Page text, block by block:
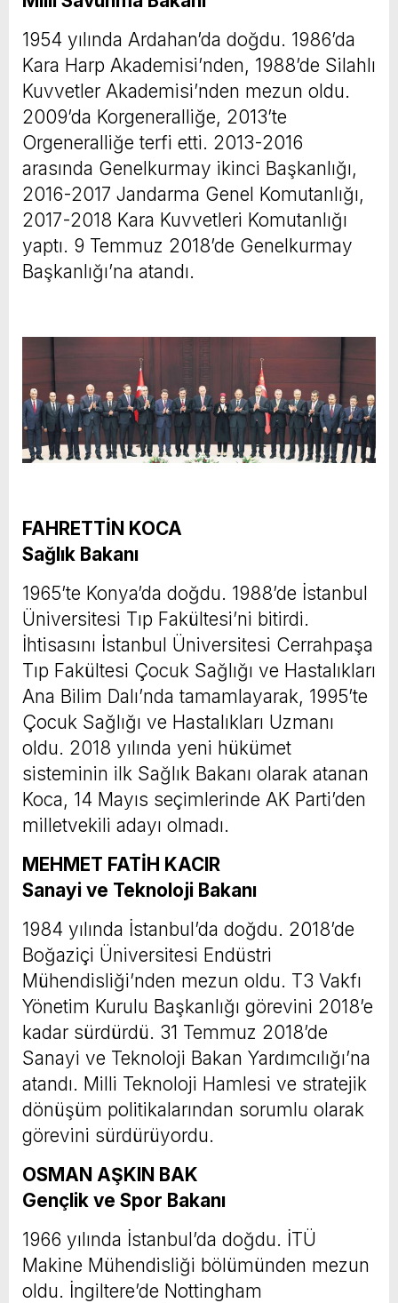
1954 yılında Ardahan’da doğdu. 1986’da
Kara Harp Akademisi’nden, 1988’de Silahlı
Kuvvetler Akademisi’nden mezun oldu.
2009’da Korgeneralliğe, 2013’te
Orgeneralliğe terfi etti. 2013-2016
arasında Genelkurmay ikinci Başkanlığı,
2016-2017 Jandarma Genel Komutanlığı,
2017-2018 Kara Kuvvetleri Komutanlığı
yaptı. 9 Temmuz 2018’de Genelkurmay
Başkanlığı’na atandı.
FAHRETTİN KOCA
Sağlık Bakanı
1965’te Konya’da doğdu. 1988’de İstanbul
Üniversitesi Tıp Fakültesi’ni bitirdi.
İhtisasını İstanbul Üniversitesi Cerrahpaşa
Tıp Fakültesi Çocuk Sağlığı ve Hastalıkları
Ana Bilim Dalı’nda tamamlayarak, 1995’te
Çocuk Sağlığı ve Hastalıkları Uzmanı
oldu. 2018 yılında yeni hükümet
sisteminin ilk Sağlık Bakanı olarak atanan
Koca, 14 Mayıs seçimlerinde AK Parti’den
milletvekili adayı olmadı.
MEHMET FATİH KACIR
Sanayi ve Teknoloji Bakanı
1984 yılında İstanbul’da doğdu. 2018’de
Boğaziçi Üniversitesi Endüstri
Mühendisliği’nden mezun oldu. T3 Vakfı
Yönetim Kurulu Başkanlığı görevini 2018’e
kadar sürdürdü. 31 Temmuz 2018’de
Sanayi ve Teknoloji Bakan Yardımcılığı’na
atandı. Milli Teknoloji Hamlesi ve stratejik
dönüşüm politikalarından sorumlu olarak
görevini sürdürüyordu.
OSMAN AŞKIN BAK
Gençlik ve Spor Bakanı
1966 yılında İstanbul’da doğdu. İTÜ
Makine Mühendisliği bölümünden mezun
oldu. İngiltere’de Nottingham